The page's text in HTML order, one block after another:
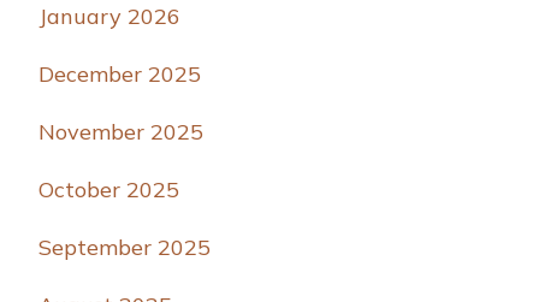
January 2026
December 2025
November 2025
October 2025
September 2025